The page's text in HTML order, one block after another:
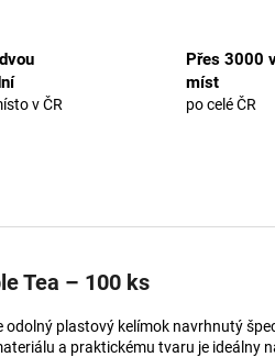
v ČR
Přes 3000
míst
po celé ČR
Tea – 100 ks
odolný plastový kelímok navrhnutý
a praktickému tvaru je ideálny